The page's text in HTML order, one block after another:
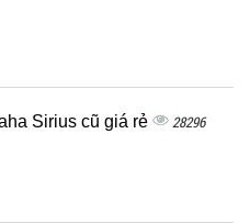
Sirius cũ giá rẻ 28296